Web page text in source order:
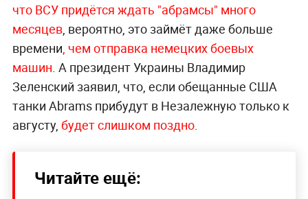
что ВСУ придётся ждать "абрамсы" много
месяцев, вероятно, это займёт даже больше
времени, чем отправка немецких боевых
машин. А президент Украины Владимир
Зеленский заявил, что, если обещанные США
танки Abrams прибудут в Незалежную только к
августу, будет слишком поздно.
Читайте ещё: